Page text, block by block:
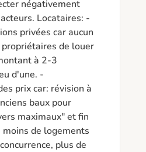
négativement
Locataires: -
privées car aucun
de louer
à 2-3
d'une. -
prix car: révision à
baux pour
maximaux" et fin
moins de logements
plus de